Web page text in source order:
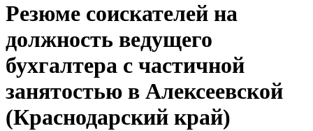
Резюме соискателей на
должность ведущего
бухгалтера с частичной
занятостью в Алексеевской
(Краснодарский край)